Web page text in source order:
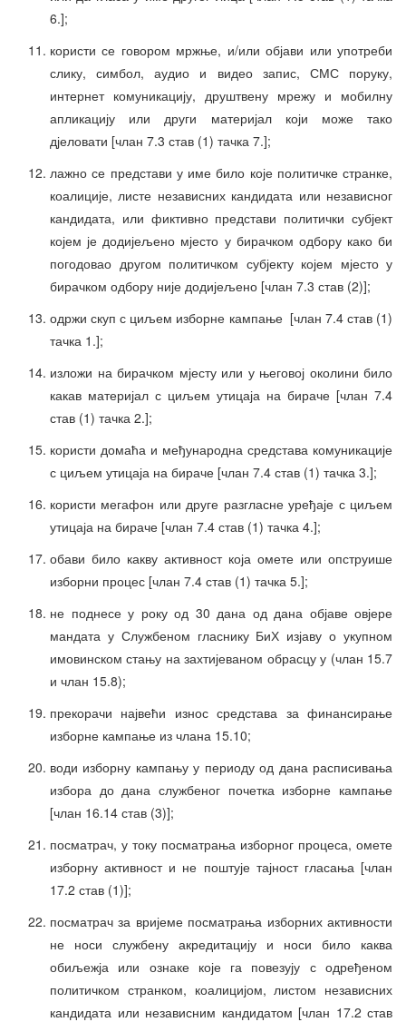
6.];
користи се говором мржње, и/или објави или употреби
слику, симбол, аудио и видео запис, СМС поруку,
интернет комуникацију, друштвену мрежу и мобилну
апликацију или други материјал који може тако
дјеловати [члан 7.3 став (1) тачка 7.];
лажно се представи у име било које политичке странке,
коалиције, листе независних кандидата или независног
кандидата, или фиктивно представи политички субјект
којем је додијељено мјесто у бирачком одбору како би
погодовао другом политичком субјекту којем мјесто у
бирачком одбору није додијељено [члан 7.3 став (2)];
одржи скуп с циљем изборне кампање [члан 7.4 став (1)
тачка 1.];
изложи на бирачком мјесту или у његовој околини било
какав материјал с циљем утицаја на бираче [члан 7.4
став (1) тачка 2.];
користи домаћа и међународна средстава комуникације
с циљем утицаја на бираче [члан 7.4 став (1) тачка 3.];
користи мегафон или друге разгласне уређаје с циљем
утицаја на бираче [члан 7.4 став (1) тачка 4.];
обави било какву активност која омете или опструише
изборни процес [члан 7.4 став (1) тачка 5.];
не поднесе у року од 30 дана од дана објаве овјере
мандата у Службеном гласнику БиХ изјаву о укупном
имовинском стању на захтијеваном обрасцу у (члан 15.7
и члан 15.8);
прекорачи највећи износ средстава за финансирање
изборне кампање из члана 15.10;
води изборну кампању у периоду од дана расписивања
избора до дана службеног почетка изборне кампање
[члан 16.14 став (3)];
посматрач, у току посматрања изборног процеса, омете
изборну активност и не поштује тајност гласања [члан
17.2 став (1)];
посматрач за вријеме посматрања изборних активности
не носи службену акредитацију и носи било каква
обиљежја или ознаке које га повезују с одређеном
политичком странком, коалицијом, листом независних
кандидата или независним кандидатом [члан 17.2 став